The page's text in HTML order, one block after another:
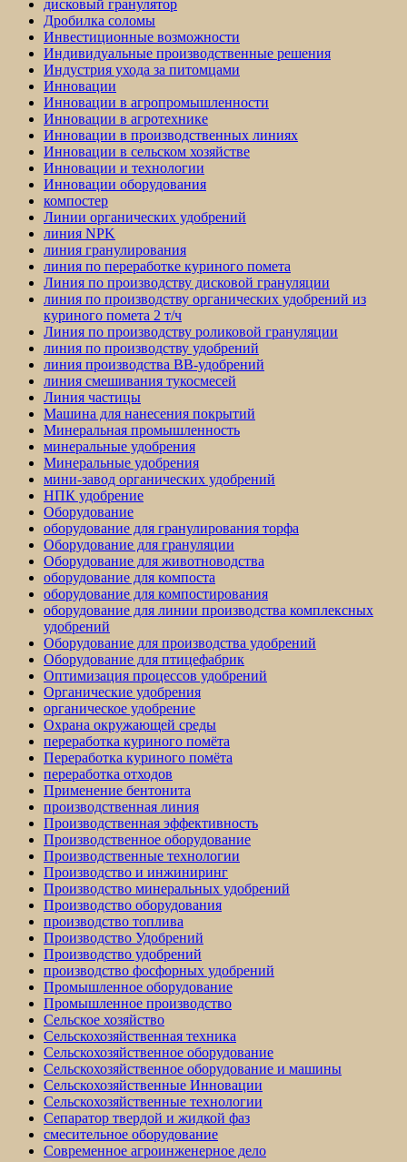
дисковый гранулятор
Дробилка соломы
Инвестиционные возможности
Индивидуальные производственные решения
Индустрия ухода за питомцами
Инновации
Инновации в агропромышленности
Инновации в агротехнике
Инновации в производственных линиях
Инновации в сельском хозяйстве
Инновации и технологии
Инновации оборудования
компостер
Линии органических удобрений
линия NPK
линия гранулирования
линия по переработке куриного помета
Линия по производству дисковой грануляции
линия по производству органических удобрений из
куриного помета 2 т/ч
Линия по производству роликовой грануляции
линия по производству удобрений
линия производства BB-удобрений
линия смешивания тукосмесей
Линия частицы
Машина для нанесения покрытий
Минеральная промышленность
минеральные удобрения
Минеральные удобрения
мини-завод органических удобрений
НПК удобрение
Оборудование
оборудование для гранулирования торфа
Оборудование для грануляции
Оборудование для животноводства
оборудование для компоста
оборудование для компостирования
оборудование для линии производства комплексных
удобрений
Оборудование для производства удобрений
Оборудование для птицефабрик
Оптимизация процессов удобрений
Органические удобрения
органическое удобрение
Охрана окружающей среды
переработка куриного помёта
Переработка куриного помёта
переработка отходов
Применение бентонита
производственная линия
Производственная эффективность
Производственное оборудование
Производственные технологии
Производство и инжиниринг
Производство минеральных удобрений
Производство оборудования
производство топлива
Производство Удобрений
Производство удобрений
производство фосфорных удобрений
Промышленное оборудование
Промышленное производство
Сельское хозяйство
Сельскохозяйственная техника
Сельскохозяйственное оборудование
Сельскохозяйственное оборудование и машины
Сельскохозяйственные Инновации
Сельскохозяйственные технологии
Сепаратор твердой и жидкой фаз
смесительное оборудование
Современное агроинженерное дело